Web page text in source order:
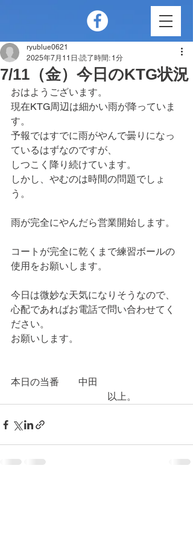
7/11（金）今日のKTG状況
ryublue0621
2025年7月11日 読了時間: 1分
おはようございます。
現在KTG周辺は細かい雨が降っていま
す。
予報ではすでに雨がやんで曇りになっ
ているはずなのですが、
しつこく降り続けています。
しかし、やむのは時間の問題でしょ
う。
雨が完全にやんだら営業開始します。
コートが完全に乾くまで練習ボールの
使用をお願いします。
今日は微妙な天気になりそうなので、
心配であればお電話で問い合わせてく
ださい。
お願いします。
本日の当番　　中田
以上。